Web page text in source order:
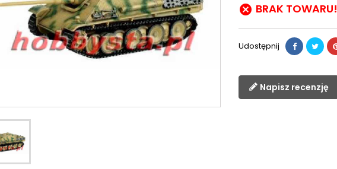
 BRAK TOWARU!
Udostępnij
Napisz recenzję